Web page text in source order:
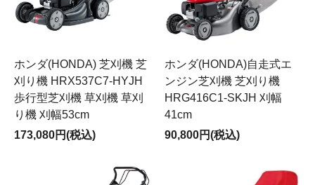
ホンダ(HONDA) 芝刈機 芝
刈り機 HRX537C7-HYJH
歩行型芝刈機 草刈機 草刈
り機 刈幅53cm
173,080円(税込)
ホンダ(HONDA)自走式エ
ンジン芝刈機 芝刈り機
HRG416C1-SKJH 刈幅
41cm
90,800円(税込)